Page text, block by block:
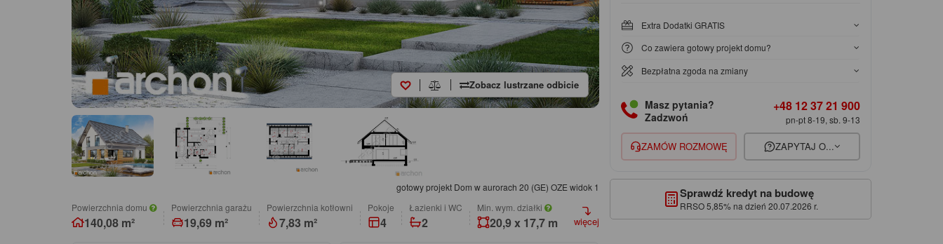
Zobacz lustrzane odbicie
gotowy projekt Dom w aurorach 20 (GE) OZE widok 1
Powierzchnia domu
140,08 m²
Powierzchnia garażu
19,69 m²
Powierzchnia kotłowni
7,83 m²
pokoje
4
łazienki i WC
2
Min. wym. działki
20,9 x 17,7 m więcej
Extra Dodatki GRATIS
Co zawiera gotowy projekt domu?
Bezpłatna zgoda na zmiany
Masz pytania?
Zadzwoń
+48 12 37 21 900
pn-pt 8-19, sb. 9-13
ZAMÓW ROZMOWĘ ZAPYTAJ O...
Sprawdź kredyt na budowę
RRSO 5,85% na dzień 20.07.2026 r.